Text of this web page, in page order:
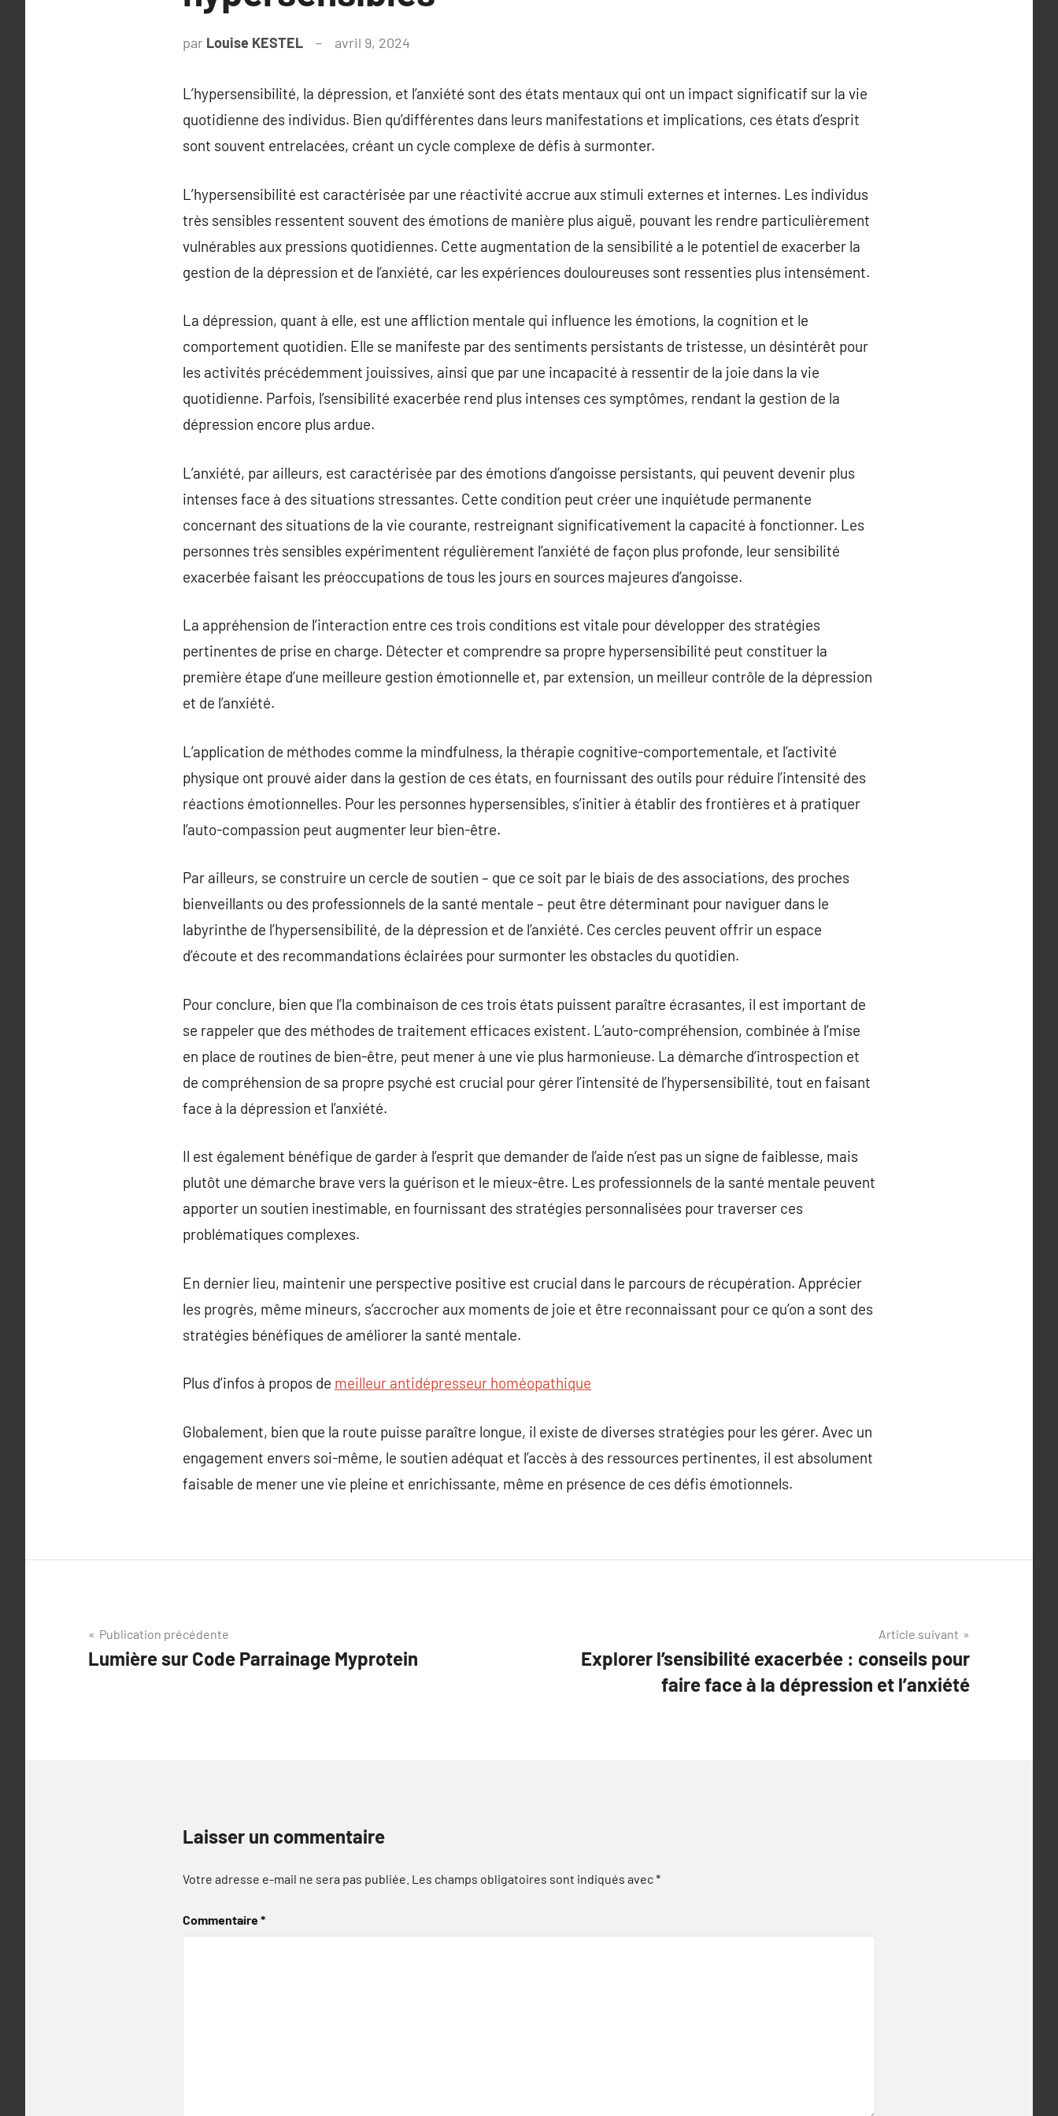
par Louise KESTEL avril 9, 2024
L’hypersensibilité, la dépression, et l’anxiété sont des états mentaux qui ont un impact significatif sur la vie
quotidienne des individus. Bien qu’différentes dans leurs manifestations et implications, ces états d’esprit
sont souvent entrelacées, créant un cycle complexe de défis à surmonter.
L’hypersensibilité est caractérisée par une réactivité accrue aux stimuli externes et internes. Les individus
très sensibles ressentent souvent des émotions de manière plus aiguë, pouvant les rendre particulièrement
vulnérables aux pressions quotidiennes. Cette augmentation de la sensibilité a le potentiel de exacerber la
gestion de la dépression et de l’anxiété, car les expériences douloureuses sont ressenties plus intensément.
La dépression, quant à elle, est une affliction mentale qui influence les émotions, la cognition et le
comportement quotidien. Elle se manifeste par des sentiments persistants de tristesse, un désintérêt pour
les activités précédemment jouissives, ainsi que par une incapacité à ressentir de la joie dans la vie
quotidienne. Parfois, l’sensibilité exacerbée rend plus intenses ces symptômes, rendant la gestion de la
dépression encore plus ardue.
L’anxiété, par ailleurs, est caractérisée par des émotions d’angoisse persistants, qui peuvent devenir plus
intenses face à des situations stressantes. Cette condition peut créer une inquiétude permanente
concernant des situations de la vie courante, restreignant significativement la capacité à fonctionner. Les
personnes très sensibles expérimentent régulièrement l’anxiété de façon plus profonde, leur sensibilité
exacerbée faisant les préoccupations de tous les jours en sources majeures d’angoisse.
La appréhension de l’interaction entre ces trois conditions est vitale pour développer des stratégies
pertinentes de prise en charge. Détecter et comprendre sa propre hypersensibilité peut constituer la
première étape d’une meilleure gestion émotionnelle et, par extension, un meilleur contrôle de la dépression
et de l’anxiété.
L’application de méthodes comme la mindfulness, la thérapie cognitive-comportementale, et l’activité
physique ont prouvé aider dans la gestion de ces états, en fournissant des outils pour réduire l’intensité des
réactions émotionnelles. Pour les personnes hypersensibles, s’initier à établir des frontières et à pratiquer
l’auto-compassion peut augmenter leur bien-être.
Par ailleurs, se construire un cercle de soutien – que ce soit par le biais de des associations, des proches
bienveillants ou des professionnels de la santé mentale – peut être déterminant pour naviguer dans le
labyrinthe de l’hypersensibilité, de la dépression et de l’anxiété. Ces cercles peuvent offrir un espace
d’écoute et des recommandations éclairées pour surmonter les obstacles du quotidien.
Pour conclure, bien que l’la combinaison de ces trois états puissent paraître écrasantes, il est important de
se rappeler que des méthodes de traitement efficaces existent. L’auto-compréhension, combinée à l’mise
en place de routines de bien-être, peut mener à une vie plus harmonieuse. La démarche d’introspection et
de compréhension de sa propre psyché est crucial pour gérer l’intensité de l’hypersensibilité, tout en faisant
face à la dépression et l’anxiété.
Il est également bénéfique de garder à l’esprit que demander de l’aide n’est pas un signe de faiblesse, mais
plutôt une démarche brave vers la guérison et le mieux-être. Les professionnels de la santé mentale peuvent
apporter un soutien inestimable, en fournissant des stratégies personnalisées pour traverser ces
problématiques complexes.
En dernier lieu, maintenir une perspective positive est crucial dans le parcours de récupération. Apprécier
les progrès, même mineurs, s’accrocher aux moments de joie et être reconnaissant pour ce qu’on a sont des
stratégies bénéfiques de améliorer la santé mentale.
Plus d’infos à propos de meilleur antidépresseur homéopathique
Globalement, bien que la route puisse paraître longue, il existe de diverses stratégies pour les gérer. Avec un
engagement envers soi-même, le soutien adéquat et l’accès à des ressources pertinentes, il est absolument
faisable de mener une vie pleine et enrichissante, même en présence de ces défis émotionnels.
Navigation
de
Publication précédente
Lumière sur Code Parrainage Myprotein
Article suivant
Explorer l’sensibilité exacerbée : conseils pour
faire face à la dépression et l’anxiété
Laisser un commentaire
Votre adresse e-mail ne sera pas publiée. Les champs obligatoires sont indiqués avec*
Commentaire*